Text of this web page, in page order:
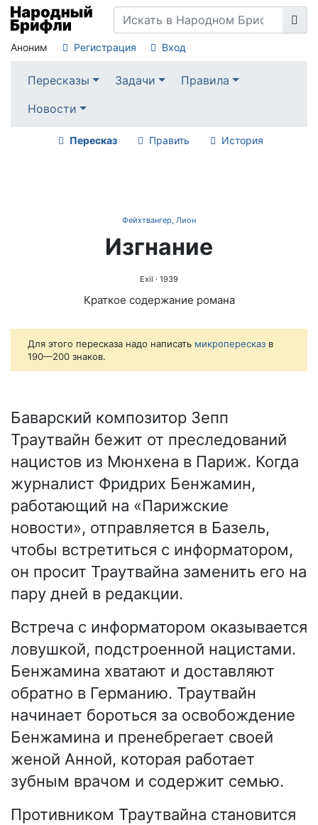
Аноним Регистрация Вход
Пересказы Задачи
Правила
Новости
Пересказ Править История
Фейхтвангер, Лион
Изгнание
Exil · 1939
Краткое содержание романа
Для этого пересказа надо написать микропересказ в
190—200 знаков.
Баварский композитор Зепп
Траутвайн бежит от преследований
нацистов из Мюнхена в Париж. Когда
журналист Фридрих Бенжамин,
работающий на «Парижские
новости», отправляется в Базель,
чтобы встретиться с информатором,
он просит Траутвайна заменить его на
пару дней в редакции.
Встреча с информатором оказывается
ловушкой, подстроенной нацистами.
Бенжамина хватают и доставляют
обратно в Германию. Траутвайн
начинает бороться за освобождение
Бенжамина и пренебрегает своей
женой Анной, которая работает
зубным врачом и содержит семью.
Противником Траутвайна становится